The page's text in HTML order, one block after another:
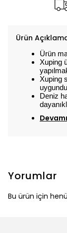
Ürün
Ürün
Xuping
Xuping
Deniz
Yorumlar
Bu ürün için